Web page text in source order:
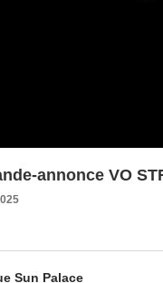
annonce VO
Sun Palace